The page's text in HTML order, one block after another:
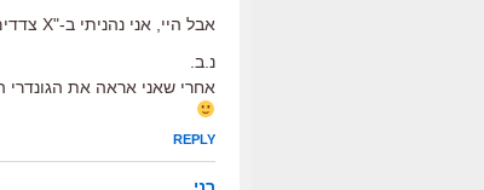
אבל היי, אני נהניתי ב-"X צדדים לאמת", אז מה אני בכלל מבין (ניק-לינק).
נ.ב.
אחרי שאני אראה את הגונדרי
REPLY